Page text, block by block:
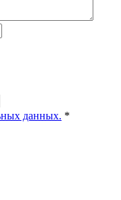
данных. *